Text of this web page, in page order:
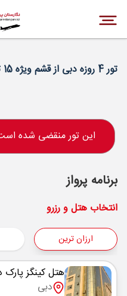
تور 4 روزه دبی از قشم ویژه 15 تیر
این تور منقضی شده
برنامه پرواز
انتخاب هتل و رزرو
ارزان ترین
هتل کینگز پارک
دبی